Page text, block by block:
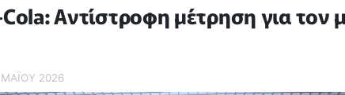
Αντίστροφη μέτρηση για τον
2026